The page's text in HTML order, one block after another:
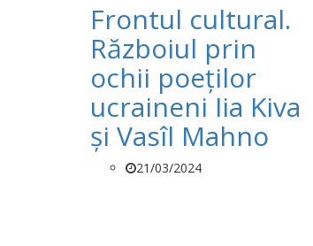
Frontul cultural.
Războiul prin
ochii poeților
ucraineni Iia Kiva
și Vasîl Mahno
21/03/2024